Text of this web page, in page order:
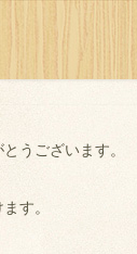
うございます。
す。